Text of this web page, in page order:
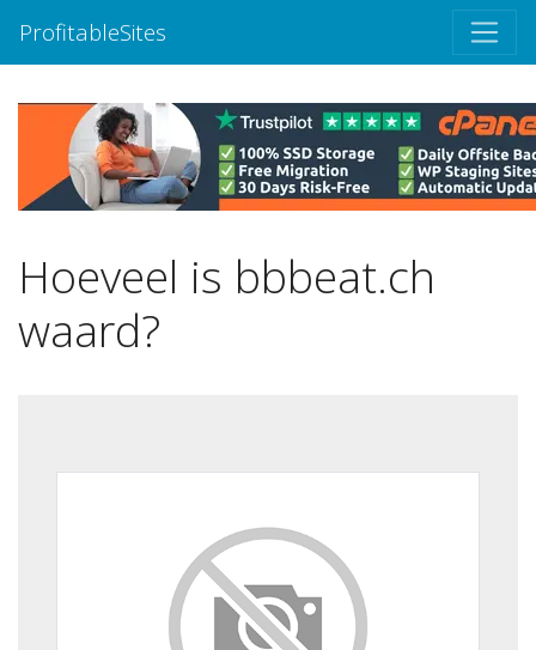
ProfitableSites
Hoeveel is bbbeat.ch
waard?